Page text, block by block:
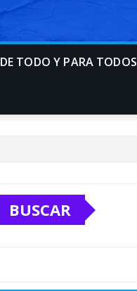
DE TODO Y PARA TODOS
BUSCAR